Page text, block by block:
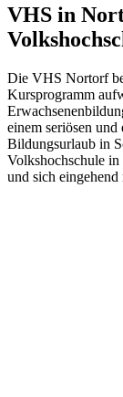
VHS in
Die VHS Nortorf
Kursprogramm
einem seriösen
Bildungsurlaub in
Volkshochschule in
und sich eingehend